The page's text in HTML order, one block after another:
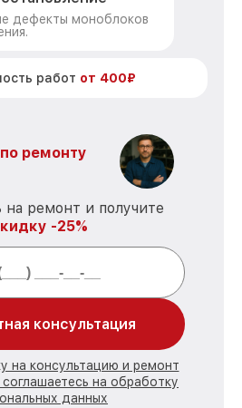
дефекты моноблоков
работ от 400₽
ремонту
ремонт и получите
-25%
консультация
на консультацию и ремонт
на обработку
данных